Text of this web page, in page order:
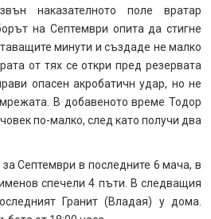
наказателното поле вратар
на Септември опита да стигне
минути и създаде не малко
от тях се откри пред резервата
опасен акробатичн удар, но не
В добавеното време Тодор
по-малко, след като получи два
Септември в последните 6 мача, в
спечели 4 пъти. В следващия
Гранит (Владая) у дома.